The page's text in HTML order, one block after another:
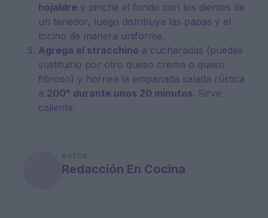
hojaldre y pinche el fondo con los dientes de
un tenedor, luego distribuya las papas y el
tocino de manera uniforme.
Agrega el stracchino a cucharadas (puedes
sustituirlo por otro queso crema o queso
fibroso) y hornea la empanada salada rústica
a 200° durante unos 20 minutos. Sirve
caliente.
AUTOR
Redacción En Cocina